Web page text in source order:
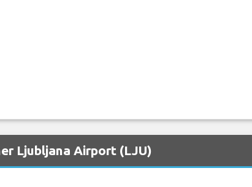
Ljubljana Airport (LJU)